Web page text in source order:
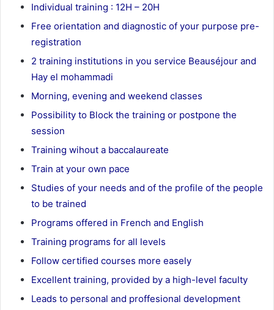
Individual training : 12H – 20H
Free orientation and diagnostic of your purpose pre-
registration
2 training institutions in you service Beauséjour and
Hay el mohammadi
Morning, evening and weekend classes
Possibility to Block the training or postpone the
session
Training wihout a baccalaureate
Train at your own pace
Studies of your needs and of the profile of the people
to be trained
Programs offered in French and English
Training programs for all levels
Follow certified courses more easely
Excellent training, provided by a high-level faculty
Leads to personal and proffesional development